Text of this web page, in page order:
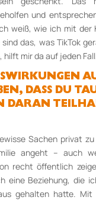
und
weiß, wie ich mit der
sind das, was TikTok
hilft mir da auf jeden Fall.
DASS DU
DARAN
Sachen privat
angeht – auch
recht öffentlich
eine Beziehung, die
gehalten hatte. Mit